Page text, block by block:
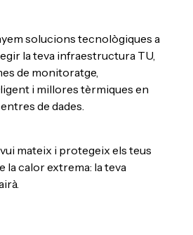
solucions tecnològiques a
la teva infraestructura TU,
de monitoratge,
i millores tèrmiques en
de dades.
mateix i protegeix els teus
la calor extrema: la teva